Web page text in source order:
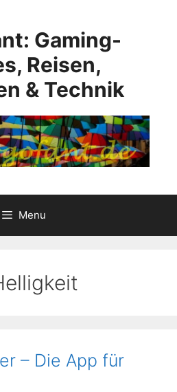
Gaming-
Reisen,
& Technik
Menu
– Die App für